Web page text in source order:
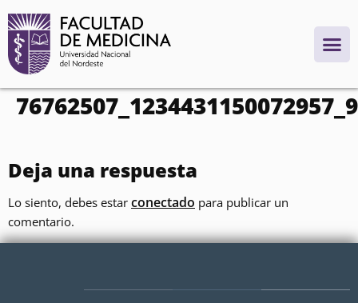
contenido
Deja una respuesta
Lo siento, debes estar conectado para publicar un
comentario.